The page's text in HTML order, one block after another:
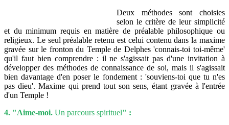
Deux méthodes sont choisies
selon le critère de leur simplicité
et du minimum requis en matière de préalable philosophique ou
religieux. Le seul préalable retenu est celui contenu dans la maxime
gravée sur le fronton du Temple de Delphes 'connais-toi toi-même'
qu'il faut bien comprendre : il ne s'agissait pas d'une invitation à
développer des méthodes de connaissance de soi, mais il s'agissait
bien davantage d'en poser le fondement : 'souviens-toi que tu n'es
pas dieu'. Maxime qui prend tout son sens, étant gravée à l'entrée
d'un Temple !
4. "Aime-moi. Un parcours spirituel" :